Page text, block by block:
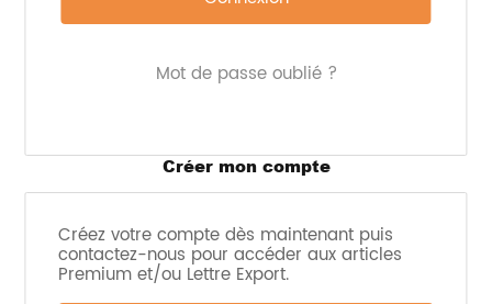
Mot de passe oublié ?
Créer mon compte
Créez votre compte dès maintenant puis
contactez-nous pour accéder aux articles
Premium et/ou Lettre Export.
Ingrédients : Farine de blé*, Emmental, Malt de blé*